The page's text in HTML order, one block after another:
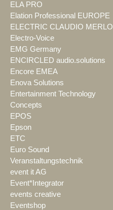
ELA PRO
Elation Professional EUROPE
ELECTRIC CLAUDIO MERLO
Electro-Voice
EMG Germany
ENCIRCLED audio.solutions
Encore EMEA
Enova Solutions
Entertainment Technology
Concepts
EPOS
Epson
ETC
Euro Sound
Veranstaltungstechnik
event it AG
Event*Integrator
events creative
Eventshop